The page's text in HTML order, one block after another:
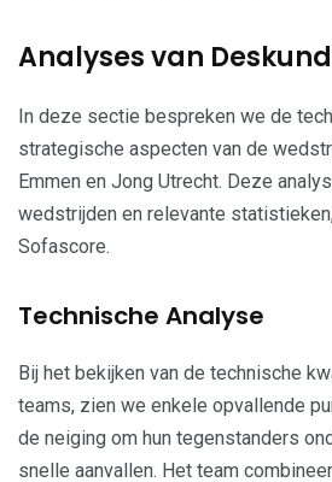
Analyses van
In deze sectie bespreken we de
strategische aspecten van de
Emmen en Jong Utrecht. Deze
wedstrijden en relevante
Sofascore.
Technische Analyse
Bij het bekijken van de technische
teams, zien we enkele opvallende
de neiging om hun tegenstanders
snelle aanvallen. Het team